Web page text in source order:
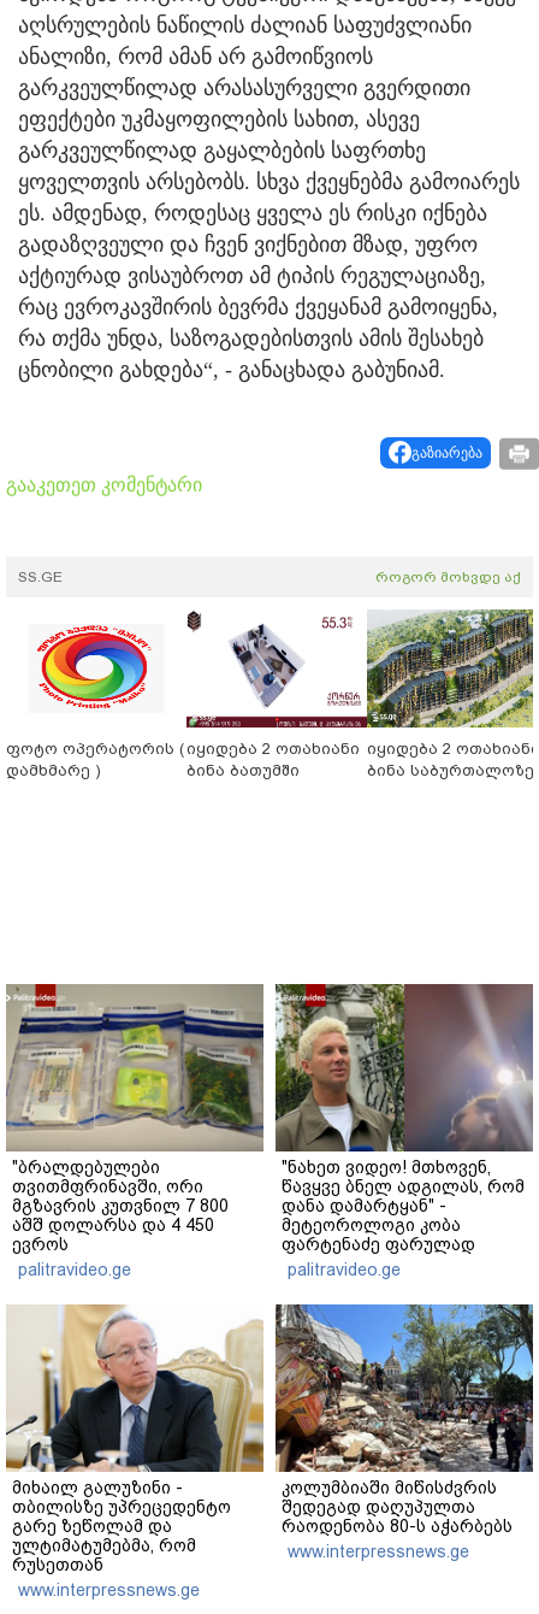
აღსრულების ნაწილის ძალიან საფუძვლიანი
ანალიზი, რომ ამან არ გამოიწვიოს
გარკვეულწილად არასასურველი გვერდითი
ეფექტები უკმაყოფილების სახით, ასევე
გარკვეულწილად გაყალბების საფრთხე
ყოველთვის არსებობს. სხვა ქვეყნებმა გამოიარეს
ეს. ამდენად, როდესაც ყველა ეს რისკი იქნება
გადაზღვეული და ჩვენ ვიქნებით მზად, უფრო
აქტიურად ვისაუბროთ ამ ტიპის რეგულაციაზე,
რაც ევროკავშირის ბევრმა ქვეყანამ გამოიყენა,
რა თქმა უნდა, საზოგადებისთვის ამის შესახებ
ცნობილი გახდება“, - განაცხადა გაბუნიამ.
გაზიარება
გააკეთეთ კომენტარი
SS.GE როგორ მოხვდე აქ
ფოტო ოპერატორის (
დამხმარე )
იყიდება 2 ოთახიანი
ბინა ბათუმში
იყიდება 2 ოთახიანი
ბინა საბურთალოზე
"ბრალდებულები
თვითმფრინავში, ორი
მგზავრის კუთვნილ 7 800
აშშ დოლარსა და 4 450
ევროს
მართლსაწინააღმდეგოდ
დაეუფლნენ" - დანაშაულის
რა დეტალები ხდება
ცნობილი?
palitravideo.ge
"ნახეთ ვიდეო! მთხოვენ,
წავყვე ბნელ ადგილას, რომ
დანა დამარტყან" -
მეტეოროლოგი კობა
ფარტენაძე ფარულად
გადაღებულ კადრებს
აქვეყნებს
palitravideo.ge
მიხაილ გალუზინი -
თბილისზე უპრეცედენტო
გარე ზეწოლამ და
ულტიმატუმებმა, რომ
რუსეთთან
თანამშრომლობაზე უარი
თქვას, ის შედეგი არ
www.interpressnews.ge
კოლუმბიაში მიწისძვრის
შედეგად დაღუპულთა
რაოდენობა 80-ს აჭარბებს
www.interpressnews.ge